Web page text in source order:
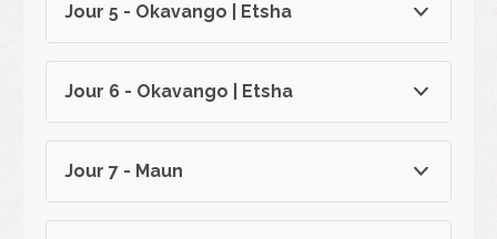
Jour 5 - Okavango | Etsha
Jour 6 - Okavango | Etsha
Jour 7 - Maun